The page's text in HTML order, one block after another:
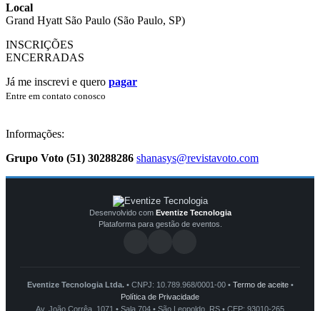
Local
Grand Hyatt São Paulo (São Paulo, SP)
INSCRIÇÕES
ENCERRADAS
Já me inscrevi e quero pagar
Entre em contato conosco
Informações:
Grupo Voto (51) 30288286 shanasys@revistavoto.com
Desenvolvido com Eventize Tecnologia
Plataforma para gestão de eventos.
Eventize Tecnologia Ltda.• CNPJ: 10.789.968/0001-00 • Termo de aceite•
Política de Privacidade
Av. João Corrêa, 1071 • Sala 704 • São Leopoldo, RS • CEP: 93010-265